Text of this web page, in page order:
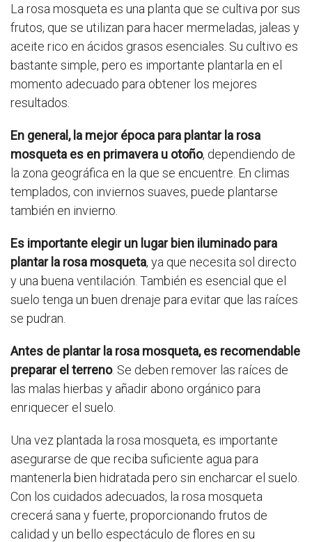
La rosa mosqueta es una planta que se cultiva por sus
frutos, que se utilizan para hacer mermeladas, jaleas y
aceite rico en ácidos grasos esenciales. Su cultivo es
bastante simple, pero es importante plantarla en el
momento adecuado para obtener los mejores
resultados.
En general, la mejor época para plantar la rosa
mosqueta es en primavera u otoño, dependiendo de
la zona geográfica en la que se encuentre. En climas
templados, con inviernos suaves, puede plantarse
también en invierno.
Es importante elegir un lugar bien iluminado para
plantar la rosa mosqueta, ya que necesita sol directo
y una buena ventilación. También es esencial que el
suelo tenga un buen drenaje para evitar que las raíces
se pudran.
Antes de plantar la rosa mosqueta, es recomendable
preparar el terreno. Se deben remover las raíces de
las malas hierbas y añadir abono orgánico para
enriquecer el suelo.
Una vez plantada la rosa mosqueta, es importante
asegurarse de que reciba suficiente agua para
mantenerla bien hidratada pero sin encharcar el suelo.
Con los cuidados adecuados, la rosa mosqueta
crecerá sana y fuerte, proporcionando frutos de
calidad y un bello espectáculo de flores en su